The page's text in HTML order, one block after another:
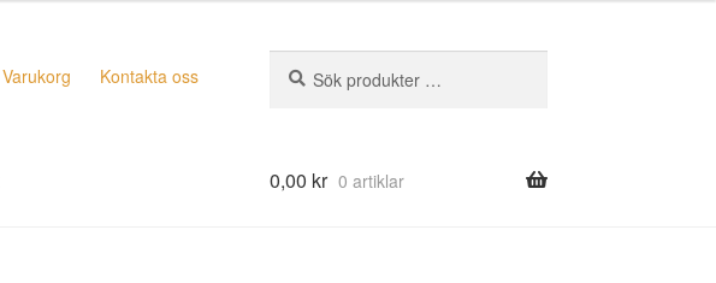
Varukorg Kontakta oss
efter:
0,00 kr 0 artiklar